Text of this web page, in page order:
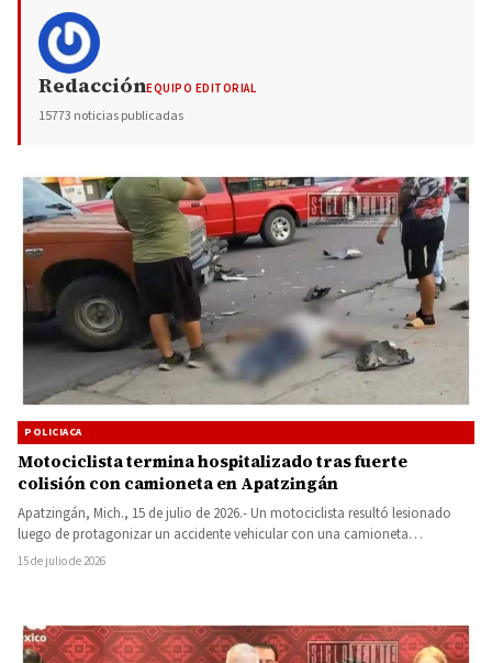
RedacciónEQUIPO EDITORIAL
15773 noticias publicadas
POLICIACA
Motociclista termina hospitalizado tras fuerte
colisión con camioneta en Apatzingán
Apatzingán, Mich., 15 de julio de 2026.- Un motociclista resultó lesionado
luego de protagonizar un accidente vehicular con una camioneta…
15 de julio de 2026